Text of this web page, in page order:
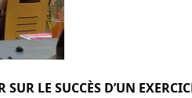
LE SUCCÈS D’UN